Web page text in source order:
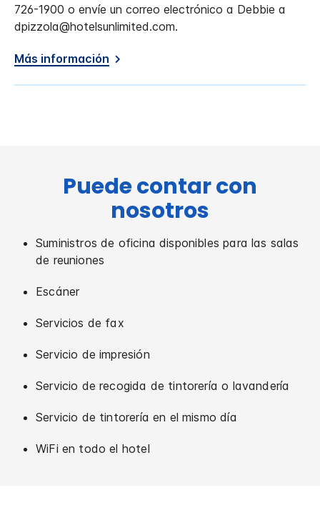
726-1900 o envíe un correo electrónico a Debbie a
dpizzola@hotelsunlimited.com.
Más información
Puede contar con
nosotros
Suministros de oficina disponibles para las salas
de reuniones
Escáner
Servicios de fax
Servicio de impresión
Servicio de recogida de tintorería o lavandería
Servicio de tintorería en el mismo día
WiFi en todo el hotel